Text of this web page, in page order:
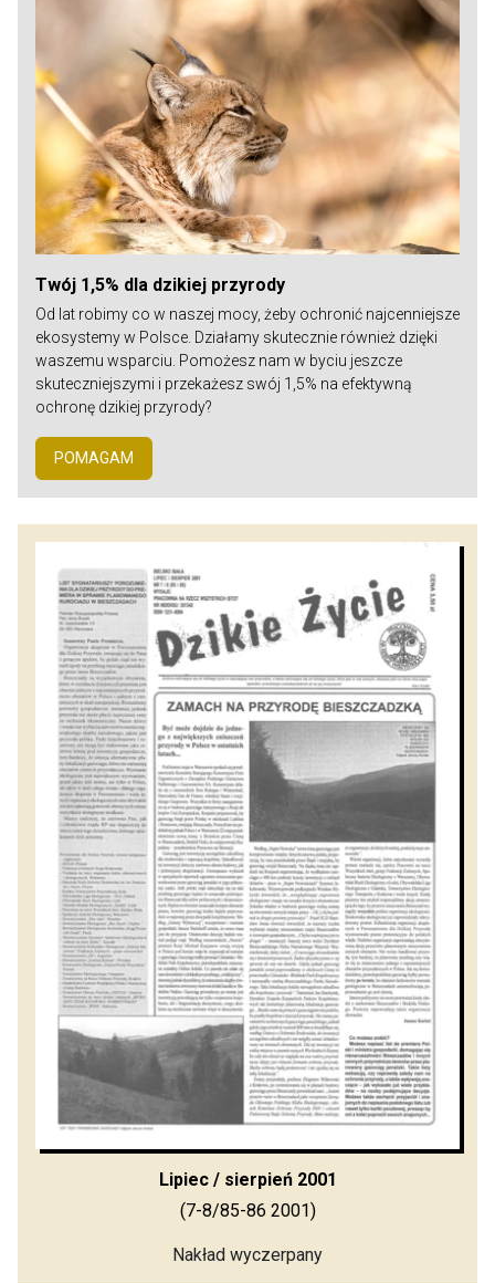
Twój 1,5% dla dzikiej przyrody
Od lat robimy co w naszej mocy, żeby ochronić najcenniejsze
ekosystemy w Polsce. Działamy skutecznie również dzięki
waszemu wsparciu. Pomożesz nam w byciu jeszcze
skuteczniejszymi i przekażesz swój 1,5% na efektywną
ochronę dzikiej przyrody?
POMAGAM
Lipiec / sierpień 2001
(7-8/85-86 2001)
Nakład wyczerpany